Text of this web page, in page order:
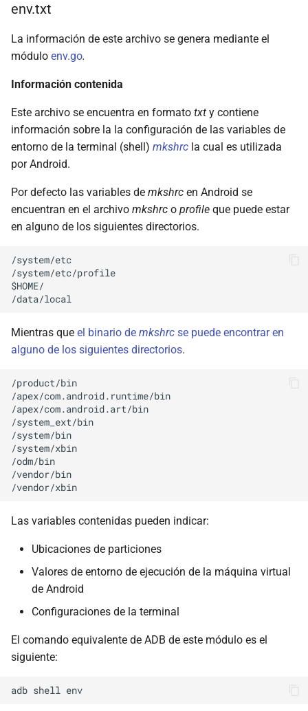
env.txt
La información de este archivo se genera mediante el
módulo env.go.
Información contenida
Este archivo se encuentra en formato txt y contiene
información sobre la la configuración de las variables de
entorno de la terminal (shell) mkshrc la cual es utilizada
por Android.
Por defecto las variables de mkshrc en Android se
encuentran en el archivo mkshrc o profile que puede estar
en alguno de los siguientes directorios.
/system/etc
/system/etc/profile
$HOME/
Mientras que el binario de mkshrc se puede encontrar en
alguno de los siguientes directorios.
/product/bin
/apex/com.android.runtime/bin
/apex/com.android.art/bin
/system_ext/bin
/system/bin
/system/xbin
/odm/bin
/vendor/bin
Las variables contenidas pueden indicar:
Ubicaciones de particiones
Valores de entorno de ejecución de la máquina virtual
de Android
Configuraciones de la terminal
El comando equivalente de ADB de este módulo es el
siguiente: